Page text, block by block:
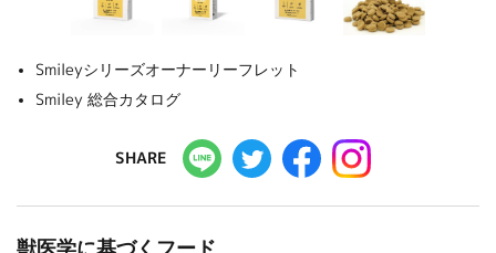
Smileyシリーズオーナーリーフレット
Smiley 総合カタログ
SHARE
獣医学に基づくフード